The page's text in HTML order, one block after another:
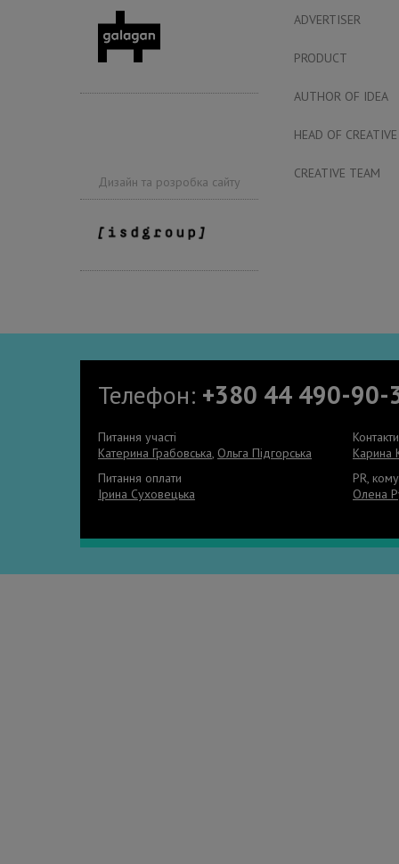
Дизайн та розробка сайту
ADVERTISER
PRODUCT
AUTHOR OF IDEA
HEAD OF CREATIVE
CREATIVE TEAM
Телефон: +380 44 490-90-
Питання участі
Катерина Грабовська, Ольга Підгорська
Карина
Питання оплати
Ірина Суховецька
PR,
Олена